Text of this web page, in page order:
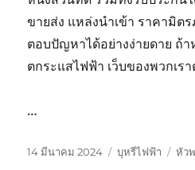
ขายส่ง แหล่งนำเข้า ราคามิตร
ตอบปัญหาได้อย่างง่ายดาย ถ้
ตกระแสไฟฟ้า เว็บของพวกเร
…
เขียน
14 มีนาคม 2024
หมวด
บุหรีไฟฟ้า
ป้าย
หัว